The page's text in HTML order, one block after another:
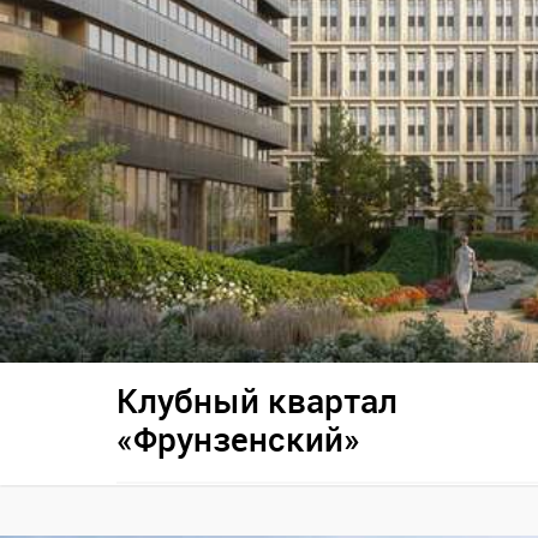
Клубный квартал
«Фрунзенский»